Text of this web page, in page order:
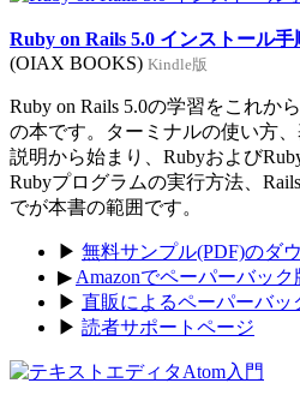
Ruby on Rails 5.0 インストール手
(OIAX BOOKS) Kindle版
Ruby on Rails 5.0の学習をこれか
の本です。ターミナルの使い方
説明から始まり、Rubyおよび
Rubyプログラムの実行方法、
でが本書の範囲です。
▶ 無料サンプル(PDF)のダ
▶ Amazonでペーパーバック
▶ 直販によるペーパーバッ
▶ 読者サポートページ